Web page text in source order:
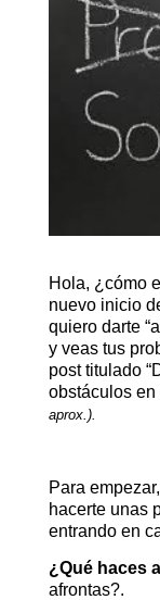
Hola, ¿cómo
nuevo inicio
quiero darte
y veas tus
post titulado
obstáculos
aprox.).
Para
hacerte unas
entrando en
¿Qué haces
afrontas?.